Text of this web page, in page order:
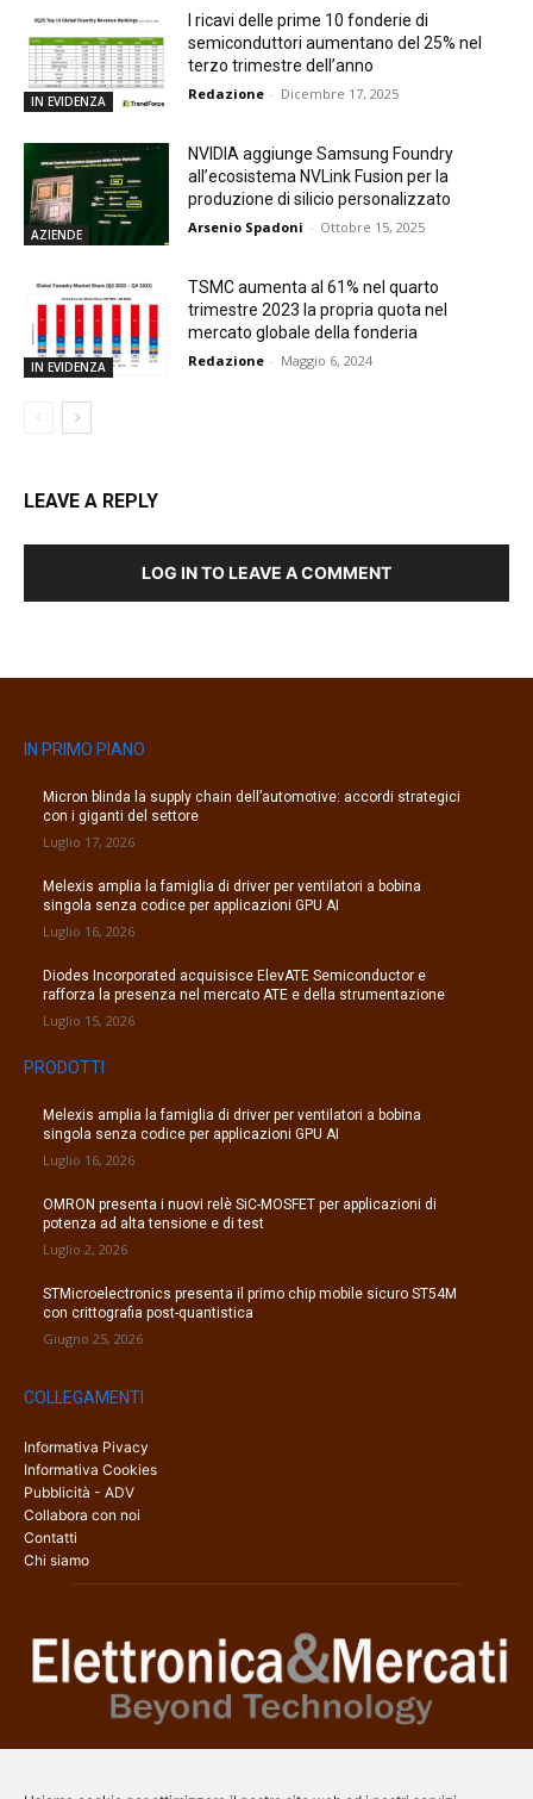
IN EVIDENZA
I ricavi delle prime 10 fonderie di
semiconduttori aumentano del 25% nel
terzo trimestre dell’anno
Redazione - Dicembre 17, 2025
AZIENDE
NVIDIA aggiunge Samsung Foundry
all’ecosistema NVLink Fusion per la
produzione di silicio personalizzato
Arsenio Spadoni - Ottobre 15, 2025
IN EVIDENZA
TSMC aumenta al 61% nel quarto
trimestre 2023 la propria quota nel
mercato globale della fonderia
Redazione - Maggio 6, 2024
LEAVE A REPLY
LOG IN TO LEAVE A COMMENT
IN PRIMO PIANO
Micron blinda la supply chain dell’automotive: accordi strategici
con i giganti del settore
Luglio 17, 2026
Melexis amplia la famiglia di driver per ventilatori a bobina
singola senza codice per applicazioni GPU AI
Luglio 16, 2026
Diodes Incorporated acquisisce ElevATE Semiconductor e
rafforza la presenza nel mercato ATE e della strumentazione
Luglio 15, 2026
PRODOTTI
Melexis amplia la famiglia di driver per ventilatori a bobina
singola senza codice per applicazioni GPU AI
Luglio 16, 2026
OMRON presenta i nuovi relè SiC-MOSFET per applicazioni di
potenza ad alta tensione e di test
Luglio 2, 2026
STMicroelectronics presenta il primo chip mobile sicuro ST54M
con crittografia post-quantistica
Giugno 25, 2026
COLLEGAMENTI
Informativa Pivacy
Informativa Cookies
Pubblicità - ADV
Collabora con noi
Contatti
Chi siamo